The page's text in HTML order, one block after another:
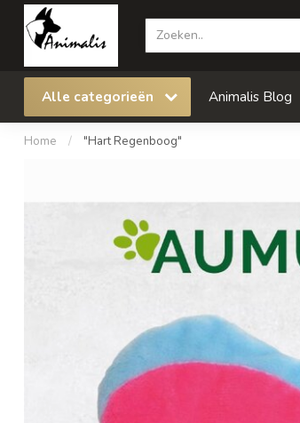
Alle categorieën Animalis Blog
Home / "Hart Regenboog"